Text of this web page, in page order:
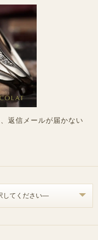
返信メールが届かない